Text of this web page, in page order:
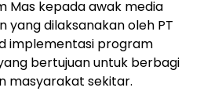
Mas kepada awak media
dilaksanakan oleh PT
implementasi program
bertujuan untuk berbagi
masyarakat sekitar.